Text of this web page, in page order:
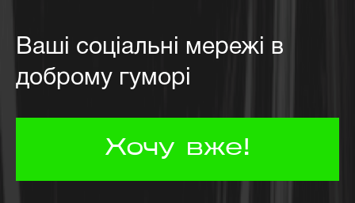
Ваші соціальні мережі в
доброму гуморі
Хочу вже!